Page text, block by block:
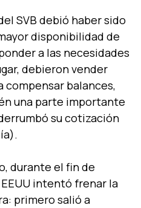
SVB debió haber sido
disponibilidad de
a las necesidades
debieron vender
compensar balances,
una parte importante
su cotización
durante el fin de
intentó frenar la
primero salió a